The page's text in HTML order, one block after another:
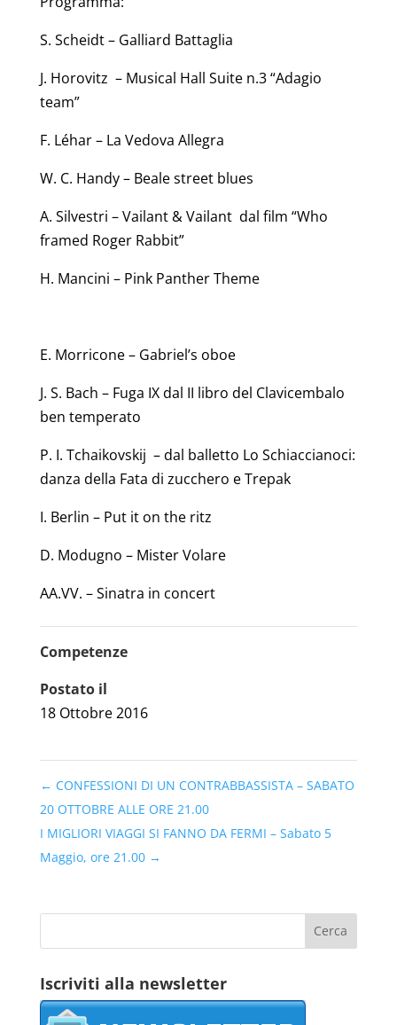
S. Scheidt – Galliard Battaglia
J. Horovitz – Musical Hall Suite n.3 “Adagio
team”
F. Léhar – La Vedova Allegra
W. C. Handy – Beale street blues
A. Silvestri – Vailant & Vailant dal film “Who
framed Roger Rabbit”
H. Mancini – Pink Panther Theme
E. Morricone – Gabriel’s oboe
J. S. Bach – Fuga IX dal II libro del Clavicembalo
ben temperato
P. I. Tchaikovskij – dal balletto Lo Schiaccianoci:
danza della Fata di zucchero e Trepak
I. Berlin – Put it on the ritz
D. Modugno – Mister Volare
AA.VV. – Sinatra in concert
Competenze
Postato il
18 Ottobre 2016
← CONFESSIONI DI UN CONTRABBASSISTA – SABATO
20 OTTOBRE ALLE ORE 21.00
I MIGLIORI VIAGGI SI FANNO DA FERMI – Sabato 5
Maggio, ore 21.00 →
Iscriviti alla newsletter